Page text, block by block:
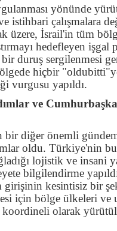
yönünde
istihbari çalışmalara
üzere, İsrail'in tüm
hedefleyen işgal
bir duruş sergilenmesi
hiçbir
vurgusu yapıldı.
ve
bir diğer önemli
oldu. Türkiye'nin
lojistik ve insani
bilgilendirme
girişinin kesintisiz bir
için bölge ülkeleri ve
olarak